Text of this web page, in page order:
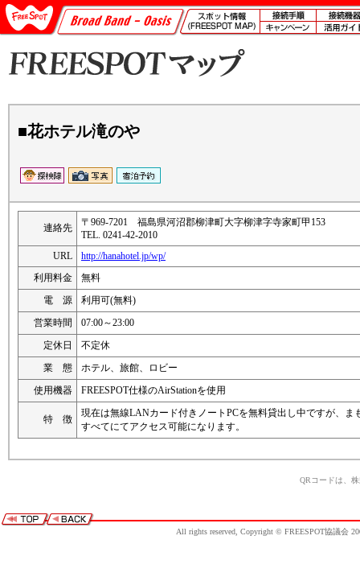
■花ホテル滝のや
連絡先
〒969-7201 福島県河沼郡柳津町大字柳津字寺家町甲153
TEL. 0241-42-2010
URL
http://hanahotel.jp/wp/
利用料金
無料
電 源
利用可(無料)
営業時間
07:00～23:00
定休日
不定休
業 態
ホテル、旅館、ロビー
使用機器
FREESPOT仕様のAirStationを使用
特 徴
現在は無線LANカード付きノートPCを無料貸出し中ですが、ま
すべてにてアクセス可能になります。
QRコードは、
All rights reserved, Copyright © FREESPOT協議会